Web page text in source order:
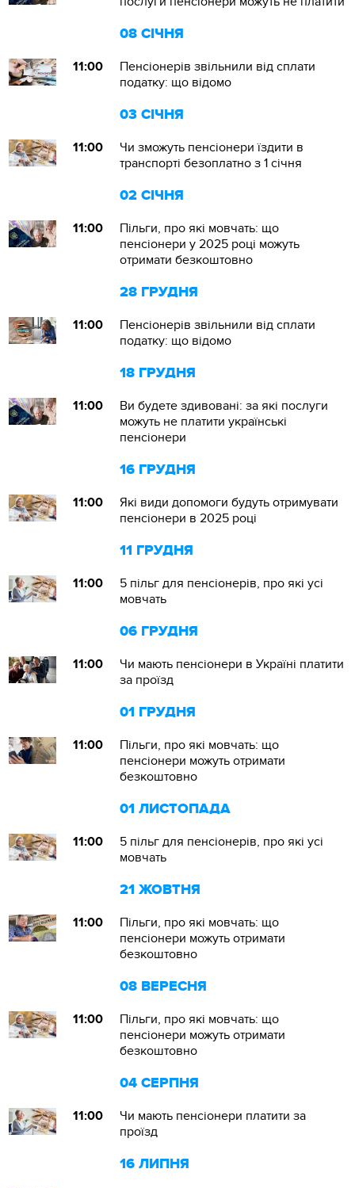
08 СІЧНЯ
11:00
Пенсіонерів звільнили від сплати
податку: що відомо
03 СІЧНЯ
11:00
Чи зможуть пенсіонери їздити в
транспорті безоплатно з 1 січня
02 СІЧНЯ
11:00
Пільги, про які мовчать: що
пенсіонери у 2025 році можуть
отримати безкоштовно
28 ГРУДНЯ
11:00
Пенсіонерів звільнили від сплати
податку: що відомо
18 ГРУДНЯ
11:00
Ви будете здивовані: за які послуги
можуть не платити українські
пенсіонери
16 ГРУДНЯ
11:00
Які види допомоги будуть отримувати
пенсіонери в 2025 році
11 ГРУДНЯ
11:00
5 пільг для пенсіонерів, про які усі
мовчать
06 ГРУДНЯ
11:00
Чи мають пенсіонери в Україні платити
за проїзд
01 ГРУДНЯ
11:00
Пільги, про які мовчать: що
пенсіонери можуть отримати
безкоштовно
01 ЛИСТОПАДА
11:00
5 пільг для пенсіонерів, про які усі
мовчать
21 ЖОВТНЯ
11:00
Пільги, про які мовчать: що
пенсіонери можуть отримати
безкоштовно
08 ВЕРЕСНЯ
11:00
Пільги, про які мовчать: що
пенсіонери можуть отримати
безкоштовно
04 СЕРПНЯ
11:00
Чи мають пенсіонери платити за
проїзд
16 ЛИПНЯ